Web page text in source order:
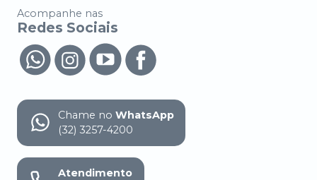
Acompanhe nas
Redes Sociais
Chame no WhatsApp
(32) 3257-4200
Atendimento